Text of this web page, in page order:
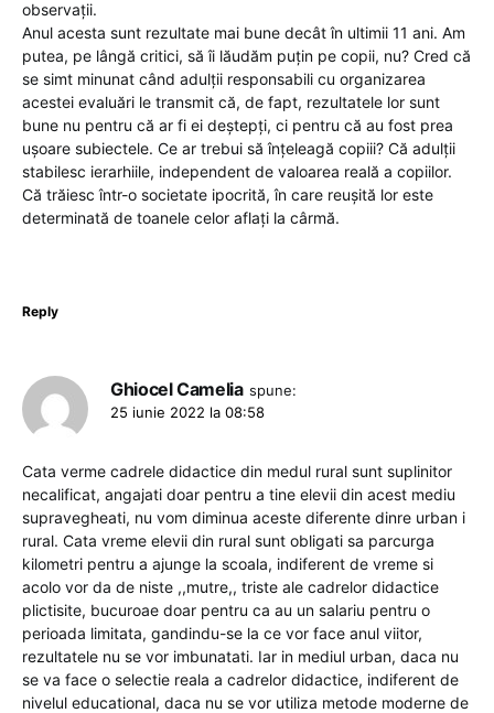
observații.
Anul acesta sunt rezultate mai bune decât în ultimii 11 ani. Am
putea, pe lângă critici, să îi lăudăm puțin pe copii, nu? Cred că
se simt minunat când adulții responsabili cu organizarea
acestei evaluări le transmit că, de fapt, rezultatele lor sunt
bune nu pentru că ar fi ei deștepți, ci pentru că au fost prea
ușoare subiectele. Ce ar trebui să înțeleagă copiii? Că adulții
stabilesc ierarhiile, independent de valoarea reală a copiilor.
Că trăiesc într-o societate ipocrită, în care reușită lor este
determinată de toanele celor aflați la cârmă.
Reply
Ghiocel Camelia spune:
25 iunie 2022 la 08:58
Cata verme cadrele didactice din medul rural sunt suplinitor
necalificat, angajati doar pentru a tine elevii din acest mediu
supravegheati, nu vom diminua aceste diferente dinre urban i
rural. Cata vreme elevii din rural sunt obligati sa parcurga
kilometri pentru a ajunge la scoala, indiferent de vreme si
acolo vor da de niste ,,mutre,, triste ale cadrelor didactice
plictisite, bucuroae doar pentru ca au un salariu pentru o
perioada limitata, gandindu-se la ce vor face anul viitor,
rezultatele nu se vor imbunatati. Iar in mediul urban, daca nu
se va face o selectie reala a cadrelor didactice, indiferent de
nivelul educational, daca nu se vor utiliza metode moderne de